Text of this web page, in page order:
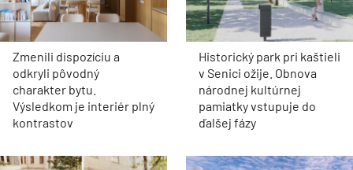
Zmenili dispozíciu a
odkryli pôvodný
charakter bytu.
Výsledkom je interiér plný
kontrastov
Historický park pri kaštieli
v Senici ožije. Obnova
národnej kultúrnej
pamiatky vstupuje do
ďalšej fázy